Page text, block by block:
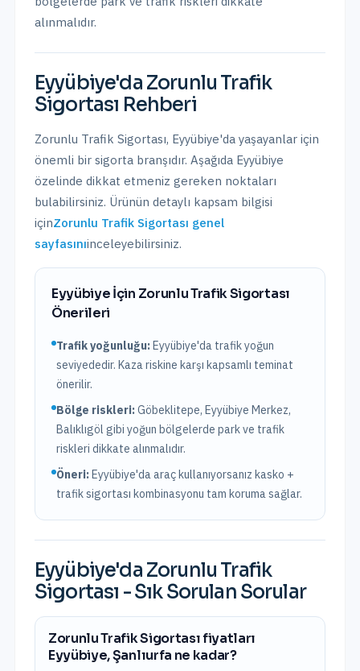
alınmalıdır.
Eyyübiye'da Zorunlu Trafik
Sigortası Rehberi
Zorunlu Trafik Sigortası, Eyyübiye'da yaşayanlar için
önemli bir sigorta branşıdır. Aşağıda Eyyübiye
özelinde dikkat etmeniz gereken noktaları
bulabilirsiniz. Ürünün detaylı kapsam bilgisi
içinZorunlu Trafik Sigortası genel
sayfasınıinceleyebilirsiniz.
Eyyübiyeİçin Zorunlu Trafik Sigortası
Önerileri
Trafik yoğunluğu:Eyyübiye'da trafikyoğun
seviyededir. Kaza riskine karşı kapsamlı teminat
önerilir.
Bölge riskleri:Göbeklitepe, Eyyübiye Merkez,
Balıklıgöl gibi yoğun bölgelerde park ve trafik
riskleri dikkate alınmalıdır.
Öneri:Eyyübiye'da araç kullanıyorsanız kasko +
trafik sigortası kombinasyonu tam koruma sağlar.
Eyyübiye'da Zorunlu Trafik
Sigortası - Sık Sorulan Sorular
Zorunlu Trafik Sigortası fiyatları
Eyyübiye, Şanlıurfa ne kadar?